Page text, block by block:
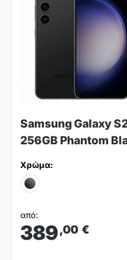
Samsung Galaxy
256GB Phantom
Χρώμα:
από:
389,00 €